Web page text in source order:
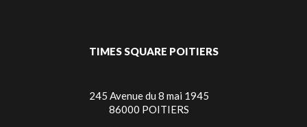
TIMES SQUARE POITIERS
245 Avenue du 8 mai 1945
86000 POITIERS